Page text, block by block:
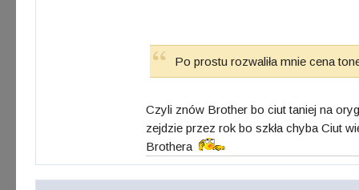
Po prostu rozwaliła mnie cena
Czyli znów Brother bo ciut taniej na
zejdzie przez rok bo szkła chyba Ciut
Brothera